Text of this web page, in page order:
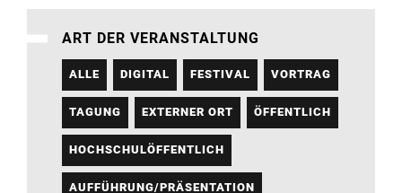
ART DER VERANSTALTUNG
ALLE DIGITAL FESTIVAL VORTRAG
TAGUNG EXTERNER ORT ÖFFENTLICH
HOCHSCHULÖFFENTLICH
AUFFÜHRUNG/PRÄSENTATION